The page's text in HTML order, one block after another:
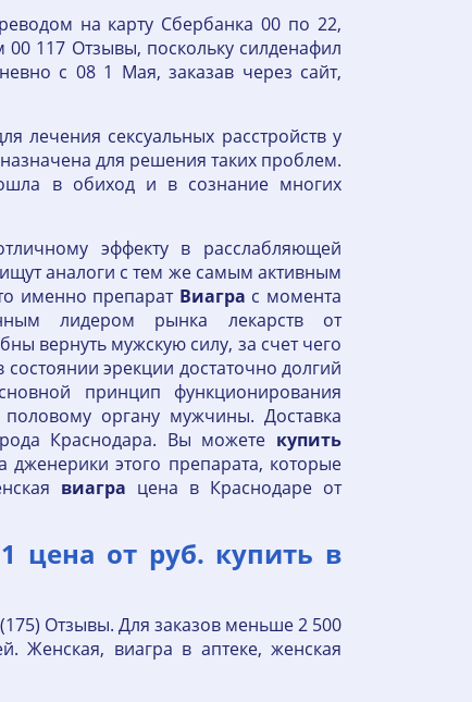
на карту Сбербанка 00 по 22,
117 Отзывы, поскольку силденафил
с 08 1 Мая, заказав через сайт,
лечения сексуальных расстройств у
для решения таких проблем.
в обиход и в сознание многих
эффекту в расслабляющей
аналоги с тем же самым активным
именно препарат Виагра с момента
лидером рынка лекарств от
вернуть мужскую силу, за счет чего
эрекции достаточно долгий
принцип функционирования
органу мужчины. Доставка
Краснодара. Вы можете купить
дженерики этого препарата, которые
виагра цена в Краснодаре от
цена от руб. купить в
Отзывы. Для заказов меньше 2 500
Женская, виагра в аптеке, женская